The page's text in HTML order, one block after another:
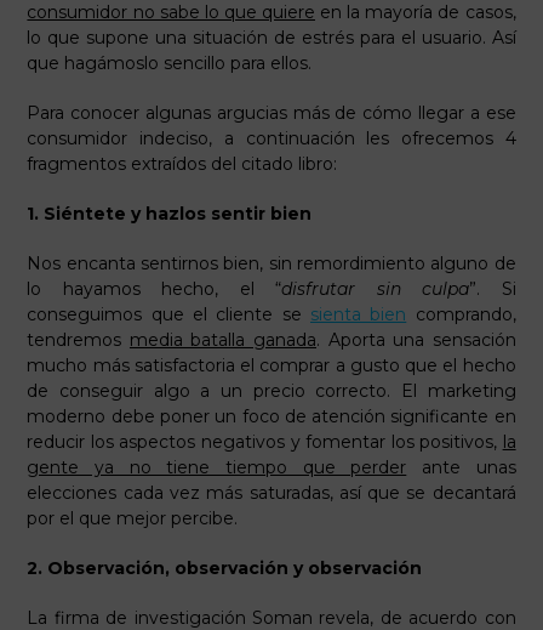
consumidor no sabe lo que quiere en la mayoría de casos,
lo que supone una situación de estrés para el usuario. Así
que hagámoslo sencillo para ellos.
Para conocer algunas argucias más de cómo llegar a ese
consumidor indeciso, a continuación les ofrecemos 4
fragmentos extraídos del citado libro:
1. Siéntete y hazlos sentir bien
Nos encanta sentirnos bien, sin remordimiento alguno de
lo hayamos hecho, el “disfrutar sin culpa”. Si
conseguimos que el cliente se sienta bien comprando,
tendremos media batalla ganada. Aporta una sensación
mucho más satisfactoria el comprar a gusto que el hecho
de conseguir algo a un precio correcto. El marketing
moderno debe poner un foco de atención significante en
reducir los aspectos negativos y fomentar los positivos, la
gente ya no tiene tiempo que perder ante unas
elecciones cada vez más saturadas, así que se decantará
por el que mejor percibe.
2. Observación, observación y observación
La firma de investigación Soman revela, de acuerdo con